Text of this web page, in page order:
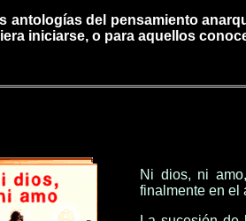
antologías del pensamiento
iniciarse, o para aquellos
Ni dios, ni
finalmente en el